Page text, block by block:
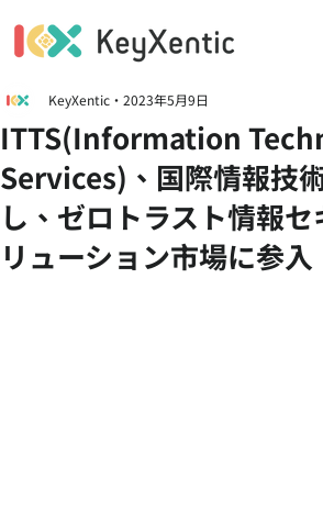
ITTS(Information
Services)、国際情報技
し、ゼロトラスト情報
リューション市場に参入
KeyXentic 2023年5月9日